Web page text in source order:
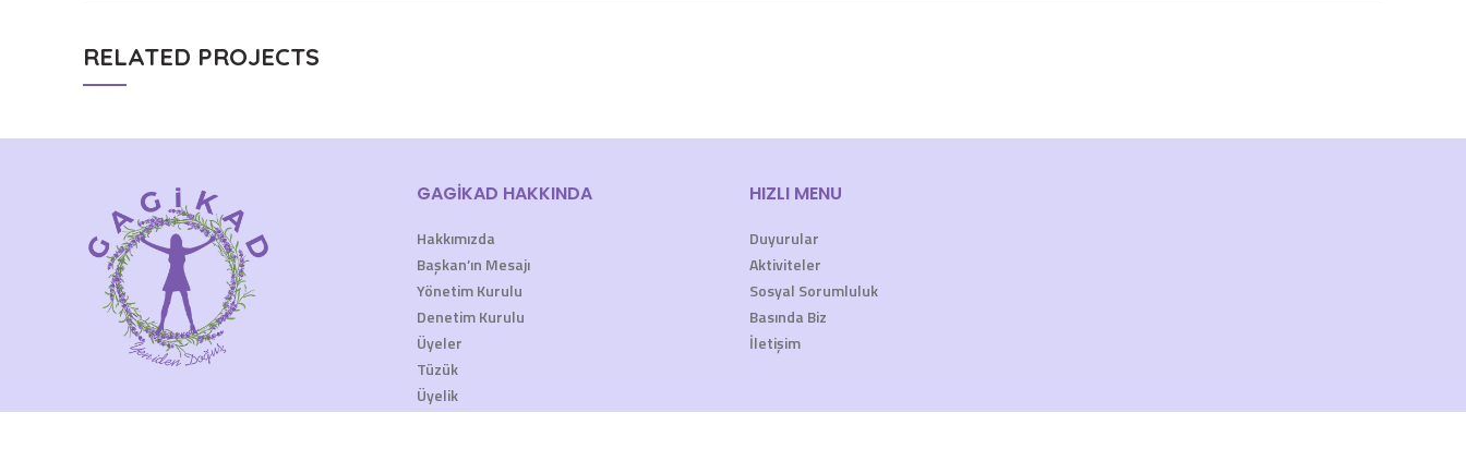
RELATED PROJECTS
GAGİKAD HAKKINDA
Hakkımızda
Başkan’ın Mesajı
Yönetim Kurulu
Denetim Kurulu
Üyeler
Tüzük
Üyelik
HIZLI MENU
Duyurular
Aktiviteler
Sosyal Sorumluluk
Basında Biz
İletişim